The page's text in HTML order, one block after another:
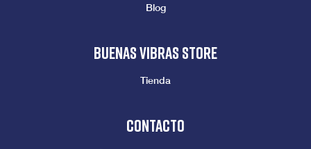
Blog
Buenas vibras store
Tienda
Contacto